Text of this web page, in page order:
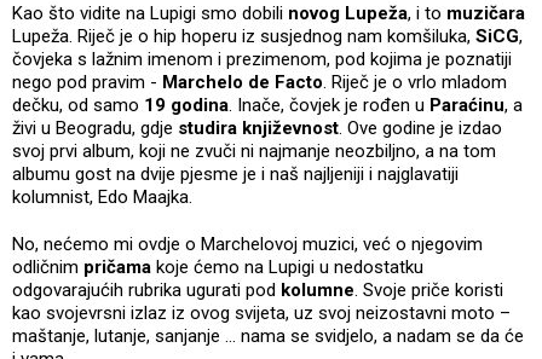
Kao što vidite na Lupigi smo dobili novog Lupeža, i to muzičara
Lupeža. Riječ je o hip hoperu iz susjednog nam komšiluka, SiCG,
čovjeka s lažnim imenom i prezimenom, pod kojima je poznatiji
nego pod pravim - Marchelo de Facto. Riječ je o vrlo mladom
dečku, od samo 19 godina. Inače, čovjek je rođen u Paraćinu, a
živi u Beogradu, gdje studira književnost. Ove godine je izdao
svoj prvi album, koji ne zvuči ni najmanje neozbiljno, a na tom
albumu gost na dvije pjesme je i naš najljeniji i najglavatiji
kolumnist, Edo Maajka.
No, nećemo mi ovdje o Marchelovoj muzici, već o njegovim
odličnim pričama koje ćemo na Lupigi u nedostatku
odgovarajućih rubrika ugurati pod kolumne. Svoje priče koristi
kao svojevrsni izlaz iz ovog svijeta, uz svoj neizostavni moto –
maštanje, lutanje, sanjanje … nama se svidjelo, a nadam se da će